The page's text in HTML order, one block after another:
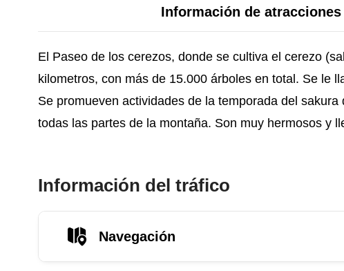
Información de atracciones
El Paseo de los cerezos, donde se cultiva el cerezo
kilometros, con más de 15.000 árboles en total. Se le
Se promueven actividades de la temporada del
todas las partes de la montaña. Son muy hermosos y
Información del tráfico
Navegación